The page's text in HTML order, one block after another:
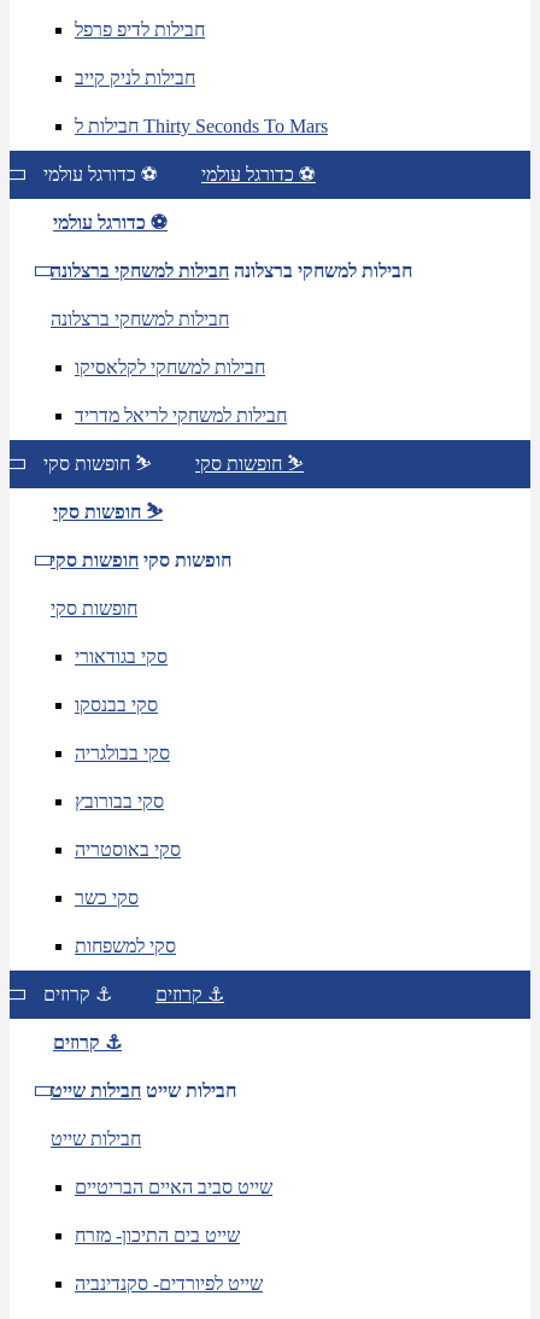
חבילות לדיפ פרפל
חבילות לניק קייב
חבילות ל Thirty Seconds To Mars
כדורגל עולמי ⚽ כדורגל עולמי ⚽
כדורגל עולמי ⚽
חבילות למשחקי ברצלונה חבילות למשחקי ברצלונה
חבילות למשחקי ברצלונה
חבילות למשחקי לקלאסיקו
חבילות למשחקי לריאל מדריד
חופשות סקי ⛷️ חופשות סקי ⛷️
חופשות סקי ⛷️
חופשות סקי חופשות סקי
חופשות סקי
סקי בגודאורי
סקי בבנסקו
סקי בבולגריה
סקי בבורובץ
סקי באוסטריה
סקי כשר
סקי למשפחות
קרוזים ⚓ קרוזים ⚓
קרוזים ⚓
חבילות שייט חבילות שייט
חבילות שייט
שייט סביב האיים הבריטיים
שייט בים התיכון- מזרח
שייט לפיורדים- סקנדינביה